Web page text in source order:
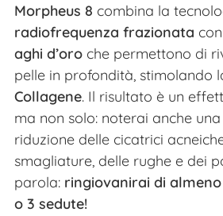
Morpheus 8 combina la
radiofrequenza frazionata
aghi d’oro che permettono di
pelle in profondità, stimolando
Collagene. Il risultato è un
ma non solo: noterai anche
riduzione delle cicatrici
smagliature, delle rughe e dei
parola: ringiovanirai di
o 3 sedute!